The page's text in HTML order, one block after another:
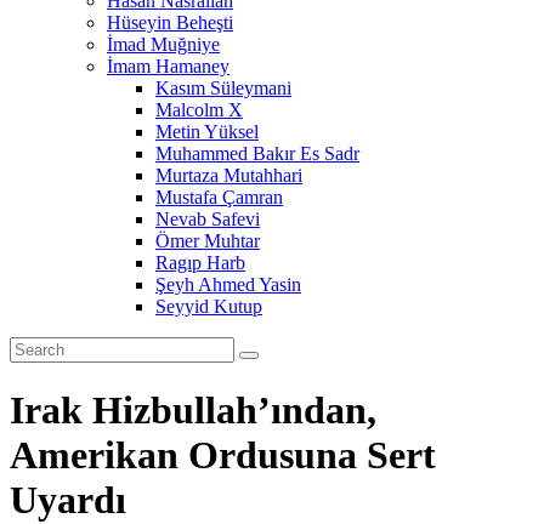
Hüseyin Beheşti
İmad Muğniye
İmam Hamaney
Kasım Süleymani
Malcolm X
Metin Yüksel
Muhammed Bakır Es Sadr
Murtaza Mutahhari
Mustafa Çamran
Nevab Safevi
Ömer Muhtar
Ragıp Harb
Şeyh Ahmed Yasin
Seyyid Kutup
Irak Hizbullah’ından,
Amerikan Ordusuna Sert
Uyardı